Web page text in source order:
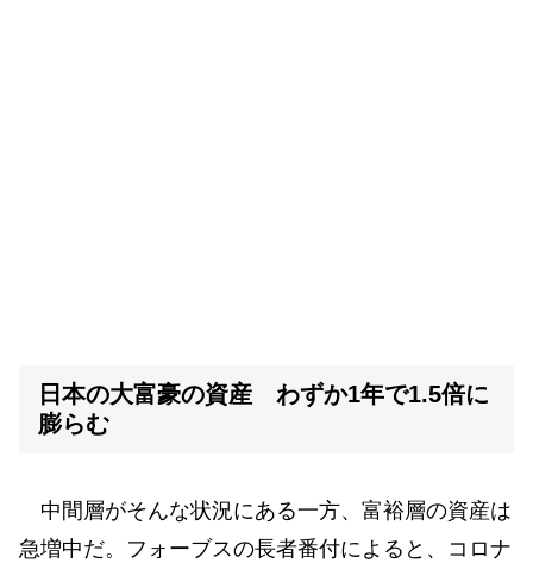
日本の大富豪の資産 わずか1年で1.5倍に
膨らむ
中間層がそんな状況にある一方、富裕層の資産は
急増中だ。フォーブスの長者番付によると、コロナ